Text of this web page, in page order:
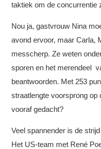
taktiek om de concurrentie
Nou ja, gastvrouw Nina
avond ervoor, maar Carla,
messcherp. Ze weten
sporen en het merendeel
beantwoorden. Met 253
straatlengte voorsprong op
vooraf gedacht?
Veel spannender is de
Het US-team met René